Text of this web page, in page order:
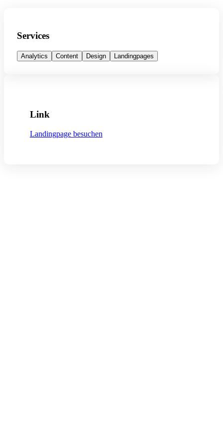
Services
Analytics Content Design Landingpages
Link
Landingpage besuchen